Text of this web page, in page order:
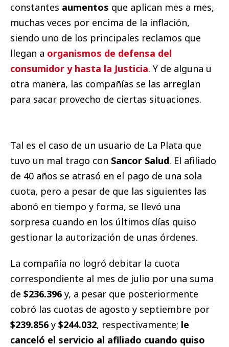
constantes aumentos que aplican mes a mes,
muchas veces por encima de la inflación,
siendo uno de los principales reclamos que
llegan a organismos de defensa del
consumidor y hasta la Justicia. Y de alguna u
otra manera, las compañías se las arreglan
para sacar provecho de ciertas situaciones.
Tal es el caso de un usuario de La Plata que
tuvo un mal trago con Sancor Salud. El afiliado
de 40 años se atrasó en el pago de una sola
cuota, pero a pesar de que las siguientes las
abonó en tiempo y forma, se llevó una
sorpresa cuando en los últimos días quiso
gestionar la autorización de unas órdenes.
La compañía no logró debitar la cuota
correspondiente al mes de julio por una suma
de $236.396 y, a pesar que posteriormente
cobró las cuotas de agosto y septiembre por
$239.856 y $244.032, respectivamente; le
canceló el servicio al afiliado cuando quiso